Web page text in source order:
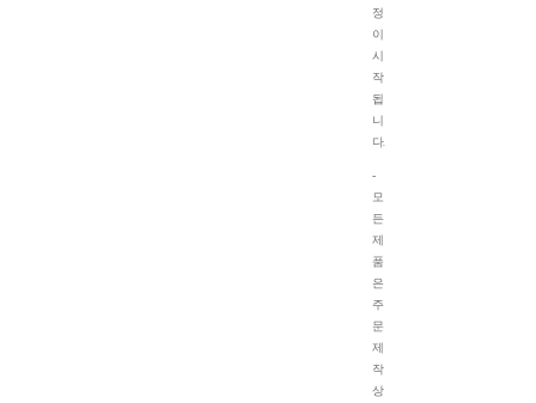
정
이
시
작
됩
니
다.
-
모
든
제
품
은
주
문
제
작
상